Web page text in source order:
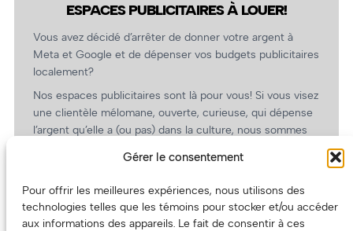
Gérer le consentement
Pour offrir les meilleures expériences, nous utilisons des
technologies telles que les témoins pour stocker et/ou accéder
aux informations des appareils. Le fait de consentir à ces
ESPACES PUBLICITAIRES À LOUER!
Vous avez décidé d’arrêter de donner votre argent à
Meta et Google et de dépenser vos budgets publicitaires
localement?
Nos espaces publicitaires sont là pour vous! Si vous visez
une clientèle mélomane, ouverte, curieuse, qui dépense
l’argent qu’elle a (ou pas) dans la culture, nous sommes
revient.
(Oui, on va avoir des tarifs spéciaux pour vous, les